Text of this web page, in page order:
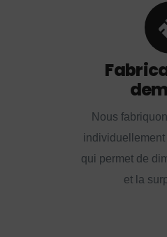
Nous
qui permet de
et la